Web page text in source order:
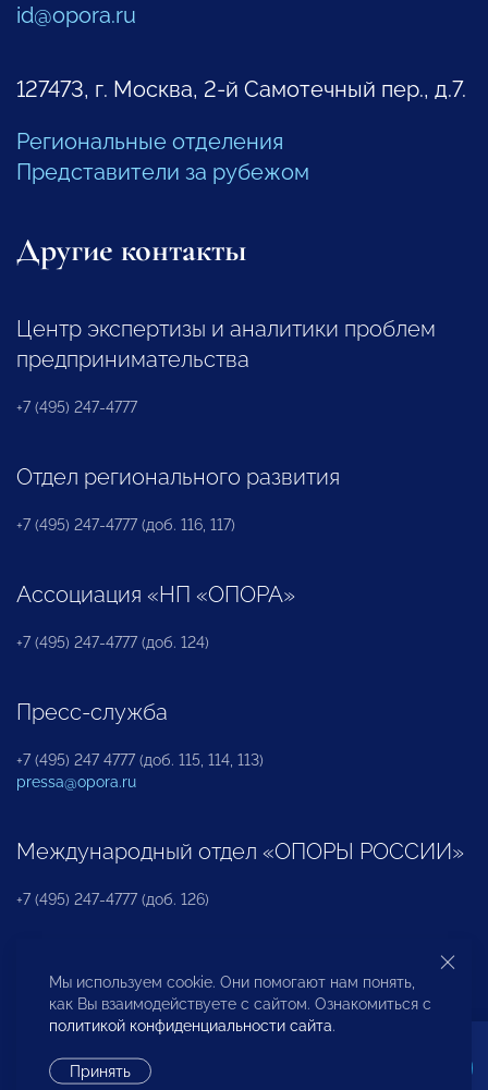
id@opora.ru
127473, г. Москва, 2-й Самотечный пер., д.7.
Региональные отделения
Представители за рубежом
Другие контакты
Центр экспертизы и аналитики проблем
предпринимательства
+7 (495) 247-4777
Отдел регионального развития
+7 (495) 247-4777 (доб. 116, 117)
Ассоциация «НП «ОПОРА»
+7 (495) 247-4777 (доб. 124)
Пресс-служба
+7 (495) 247 4777 (доб. 115, 114, 113)
pressa@opora.ru
Международный отдел «ОПОРЫ РОССИИ»
+7 (495) 247-4777 (доб. 126)
Бюро по защите прав предпринимателей и
инвесторов
Мы используем cookie. Они помогают нам понять,
как Вы взаимодействуете с сайтом. Ознакомиться с
политикой конфиденциальности сайта.
Принять